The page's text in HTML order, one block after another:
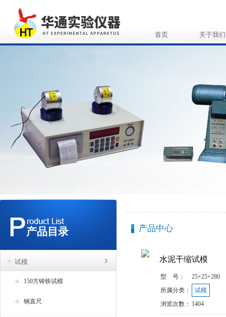
首页 关于我们
产品目录
试模
150方铸铁试模
钢直尺
产品中心
水泥干缩试模
型 号：
25×25×280
所属分类：
试模
浏览次数： 1404